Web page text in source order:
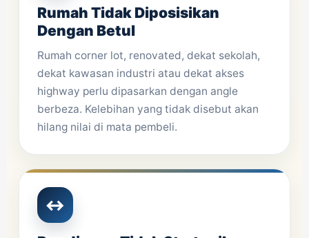
Rumah Tidak Diposisikan
Dengan Betul
Rumah corner lot, renovated, dekat sekolah,
dekat kawasan industri atau dekat akses
highway perlu dipasarkan dengan angle
berbeza. Kelebihan yang tidak disebut akan
hilang nilai di mata pembeli.
↔